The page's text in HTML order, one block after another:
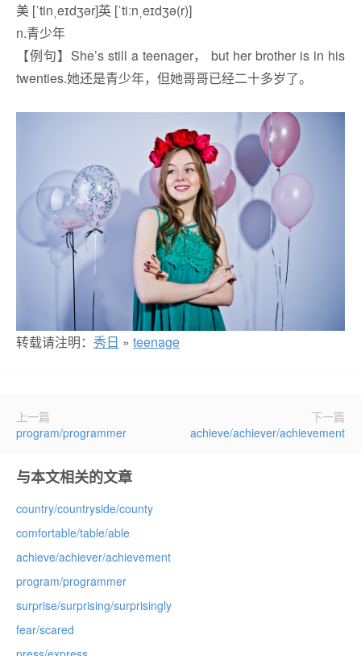
美 [ˈtinˌeɪdʒər]英 [ˈtiːnˌeɪdʒə(r)]
n.青少年
【例句】She’s still a teenager， but her brother is in his
twenties.她还是青少年，但她哥哥已经二十多岁了。
转载请注明： 秀日 » teenage
上一篇
program/programmer
下一篇
achieve/achiever/achievement
与本文相关的文章
country/countryside/county
comfortable/table/able
achieve/achiever/achievement
program/programmer
surprise/surprising/surprisingly
fear/scared